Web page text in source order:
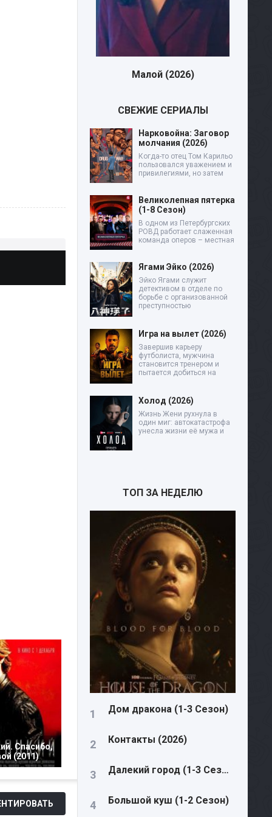
Спасибо,
(2011)
Малой (2026)
СВЕЖИЕ СЕРИАЛЫ
Нарковойна: Заговор
молчания (2026)
Когда-то отец Том Карильо
пользовался уважением и
привилегиями, но затем
Великолепная пятерка
(1-8 Сезон)
В одном из Петербургских
РОВД работает слаженная
команда оперов – местная
Ягами Эйко (2026)
Эйко Ягами служит
детективом в отделе по
борьбе с организованной
преступностью
Игра на вылет (2026)
Завершив карьеру
футболиста, мужчина
становится тренером и
пытается добиться на
Холод (2026)
Жизнь Жени рухнула в
один миг: автокатастрофа
унесла жизни её мужа и
ТОП ЗА НЕДЕЛЮ
Дом дракона (1-3 Сезон)
Контакты (2026)
Далекий город (1-3 Сезон)
Большой куш (1-2 Сезон)